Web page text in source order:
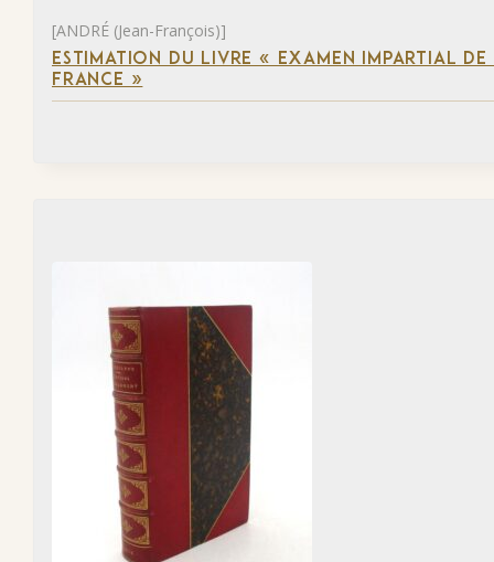
[ANDRÉ (Jean-François)]
ESTIMATION DU LIVRE « EXAMEN IMPARTIAL
FRANCE »